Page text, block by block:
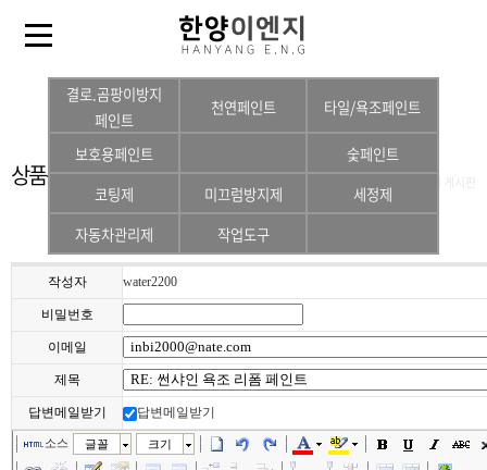
결로.곰팡이방지
페인트
천연페인트 타일/욕조페인트
보호용페인트
숯페인트
코팅제
미끄럼방지제
세정제
자동차관리제
작업도구
상품문의 게시판 상품문의 게시판
작성자 water2200
비밀번호
이메일
제목
답변메일받기 답변메일받기
소스 글꼴 크기